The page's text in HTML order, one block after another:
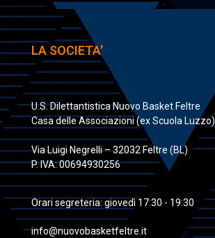
LA SOCIETA'
U.S. Dilettantistica Nuovo Basket Feltre
Casa delle Associazioni (ex Scuola Luzzo)
Via Luigi Negrelli – 32032 Feltre (BL)
P. IVA: 00694930256
Orari segreteria: giovedì 17:30 - 19:30
info@nuovobasketfeltre.it